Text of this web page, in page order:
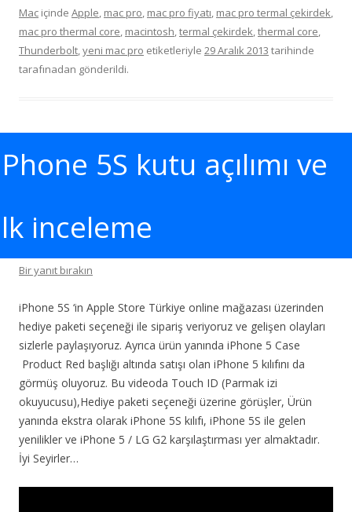
Mac içinde Apple, mac pro, mac pro fiyatı, mac pro termal çekirdek,
mac pro thermal core, macintosh,termal çekirdek,thermal core,
Thunderbolt,yeni mac pro etiketleriyle 29 Aralık 2013 tarihinde
tarafınadan gönderildi.
5S kutu açılımı ve
inceleme
Bir yanıt bırakın
iPhone 5S ‘in Apple Store Türkiye online mağazası üzerinden
hediye paketi seçeneği ile sipariş veriyoruz ve gelişen olayları
sizlerle paylaşıyoruz. Ayrıca ürün yanında iPhone 5 Case
Product Red başlığı altında satışı olan iPhone 5 kılıfını da
görmüş oluyoruz. Bu videoda Touch ID (Parmak izi
okuyucusu),Hediye paketi seçeneği üzerine görüşler, Ürün
yanında ekstra olarak iPhone 5S kılıfı, iPhone 5S ile gelen
yenilikler ve iPhone 5 / LG G2 karşılaştırması yer almaktadır.
İyi Seyirler…